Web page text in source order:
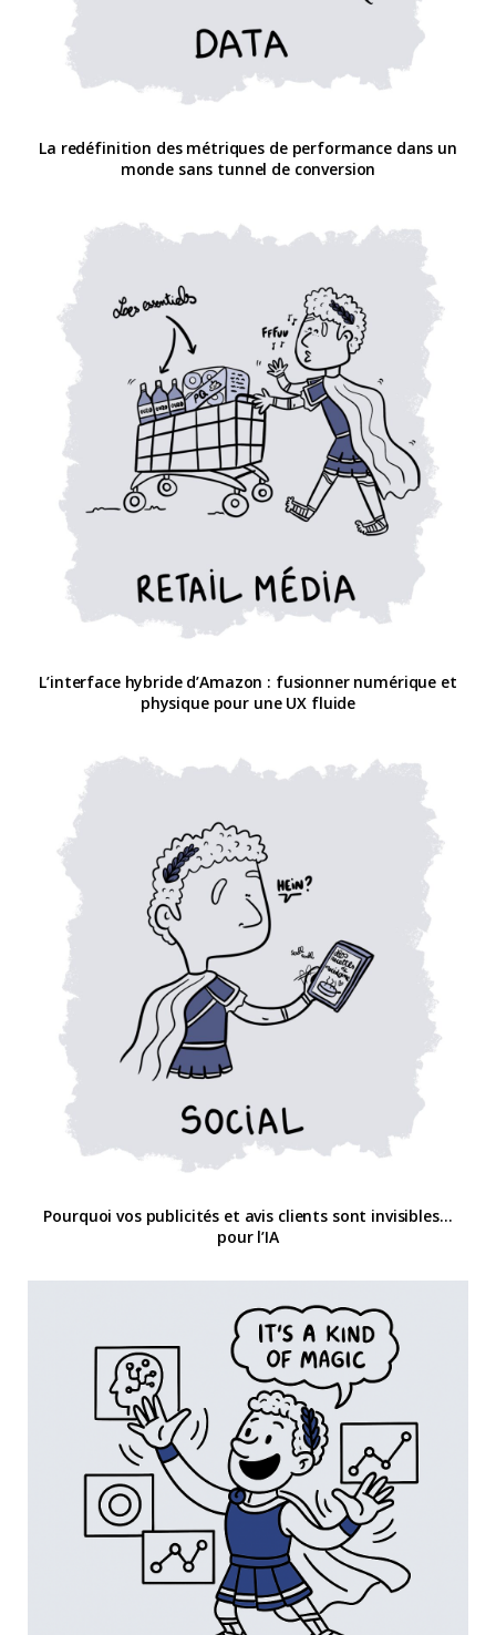
La redéfinition des métriques de performance dans un
monde sans tunnel de conversion
L’interface hybride d’Amazon : fusionner numérique et
physique pour une UX fluide
Pourquoi vos publicités et avis clients sont invisibles…
pour l’IA